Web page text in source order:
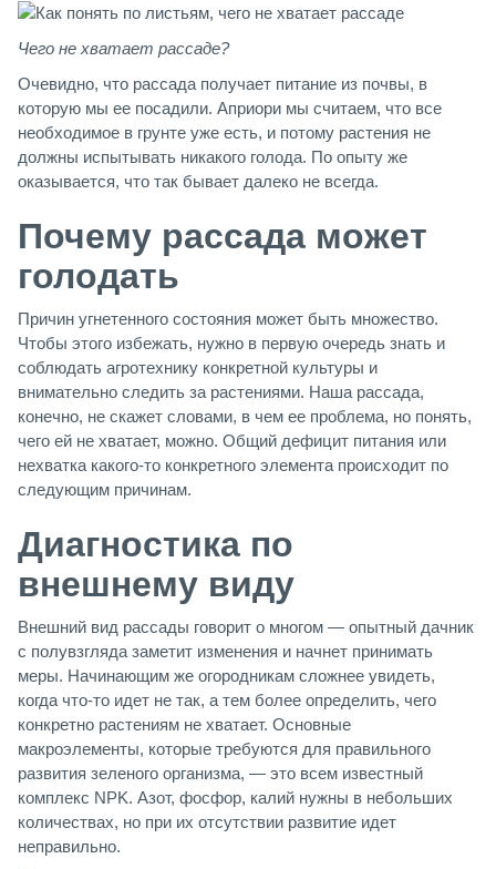
Чего не хватает рассаде?
Очевидно, что рассада получает питание из почвы, в
которую мы ее посадили. Априори мы считаем, что все
необходимое в грунте уже есть, и потому растения не
должны испытывать никакого голода. По опыту же
оказывается, что так бывает далеко не всегда.
Почему рассада может
голодать
Причин угнетенного состояния может быть множество.
Чтобы этого избежать, нужно в первую очередь знать и
соблюдать агротехнику конкретной культуры и
внимательно следить за растениями. Наша рассада,
конечно, не скажет словами, в чем ее проблема, но понять,
чего ей не хватает, можно. Общий дефицит питания или
нехватка какого-то конкретного элемента происходит по
следующим причинам.
Диагностика по
внешнему виду
Внешний вид рассады говорит о многом — опытный дачник
с полувзгляда заметит изменения и начнет принимать
меры. Начинающим же огородникам сложнее увидеть,
когда что-то идет не так, а тем более определить, чего
конкретно растениям не хватает. Основные
макроэлементы, которые требуются для правильного
развития зеленого организма, — это всем известный
комплекс NPK. Азот, фосфор, калий нужны в небольших
количествах, но при их отсутствии развитие идет
неправильно.